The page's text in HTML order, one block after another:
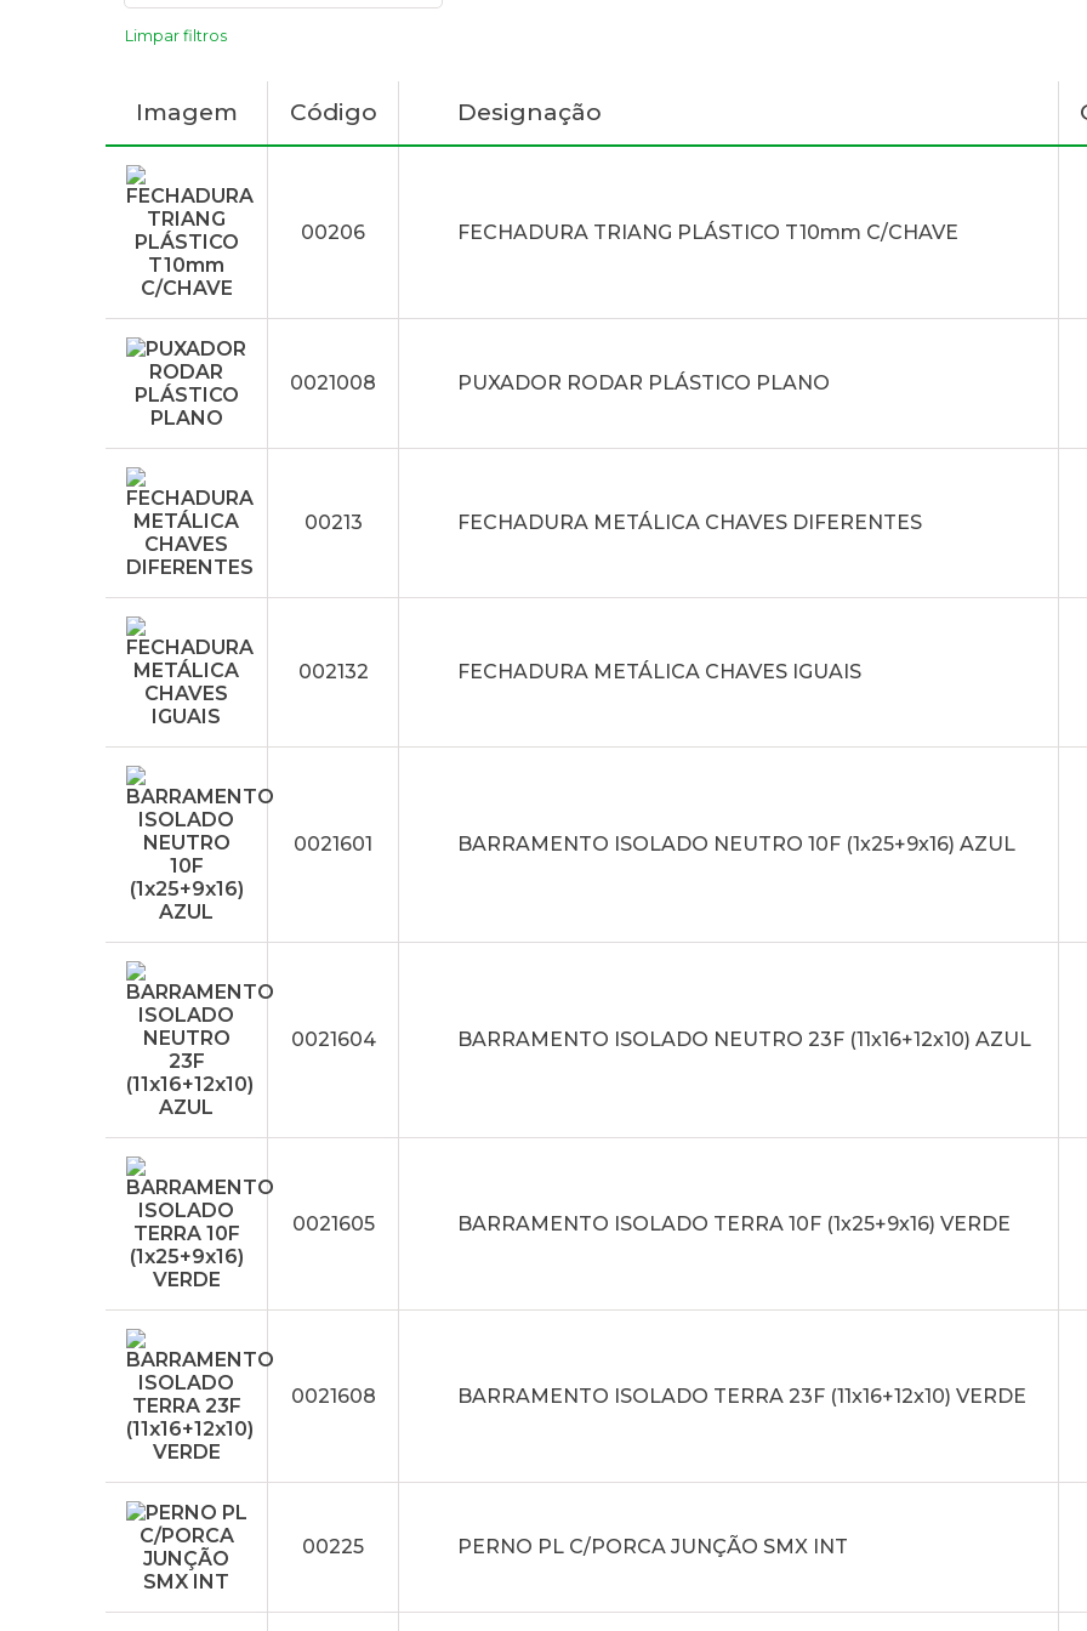
Limpar filtros
Imagem Código Designação
00206 FECHADURA TRIANG PLÁSTICO T10mm C/CHAVE
0021008 PUXADOR RODAR PLÁSTICO PLANO
00213 FECHADURA METÁLICA CHAVES DIFERENTES
002132 FECHADURA METÁLICA CHAVES IGUAIS
0021601 BARRAMENTO ISOLADO NEUTRO 10F (1x25+9x16) AZUL
0021604 BARRAMENTO ISOLADO NEUTRO 23F (11x16+12x10) AZUL
0021605 BARRAMENTO ISOLADO TERRA 10F (1x25+9x16) VERDE
0021608 BARRAMENTO ISOLADO TERRA 23F (11x16+12x10) VERDE
00225 PERNO PL C/PORCA JUNÇÃO SMX INT